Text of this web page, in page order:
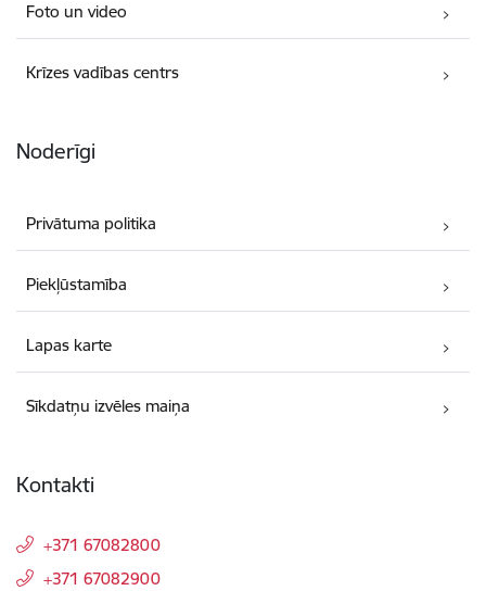
Foto un video
Krīzes vadības centrs
Noderīgi
Privātuma politika
Piekļūstamība
Lapas karte
Sīkdatņu izvēles maiņa
Kontakti
+371 67082800
+371 67082900